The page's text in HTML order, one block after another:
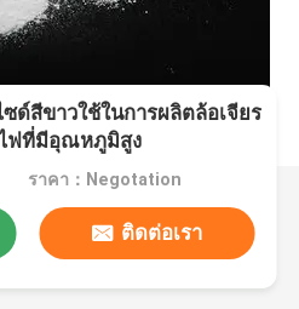
ด์สีขาวใช้ในการผลิตล้อเจียร
ฟที่มีอุณหภูมิสูง
ราคา：Negotation
ติดต่อเรา